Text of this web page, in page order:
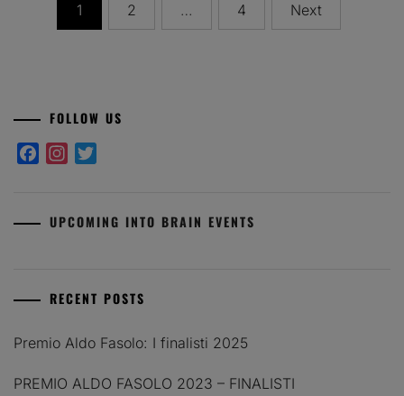
pagination
1 2 … 4 Next
FOLLOW US
FacebookInstagram
UPCOMING INTO BRAIN EVENTS
RECENT POSTS
Premio Aldo Fasolo: I finalisti 2025
PREMIO ALDO FASOLO 2023 – FINALISTI